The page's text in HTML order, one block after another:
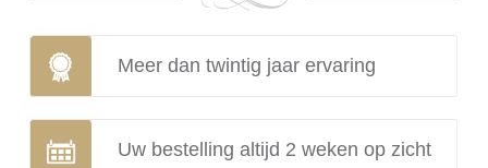
Meer dan twintig jaar ervaring
Uw bestelling altijd 2 weken op zicht